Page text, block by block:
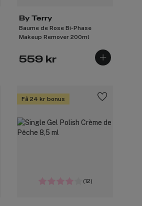
By Terry
Baume de Rose Bi-Phase
Makeup Remover 200ml
559 kr
Få 24 kr bonus
(12)